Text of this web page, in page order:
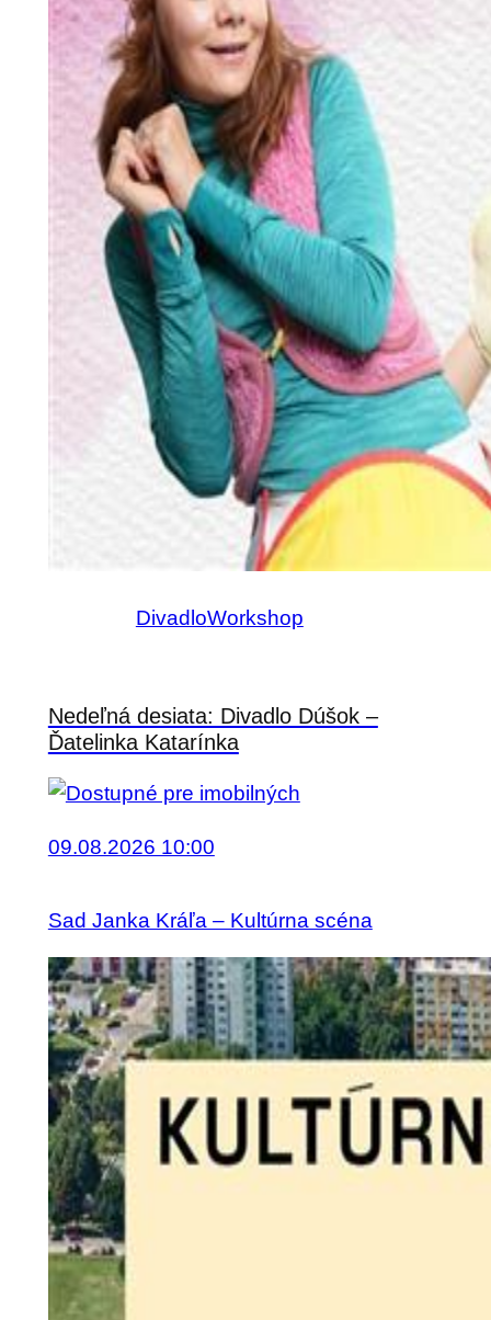
DivadloWorkshop
Nedeľná desiata: Divadlo Dúšok –
Ďatelinka Katarínka
09.08.2026 10:00
Sad Janka Kráľa – Kultúrna scéna